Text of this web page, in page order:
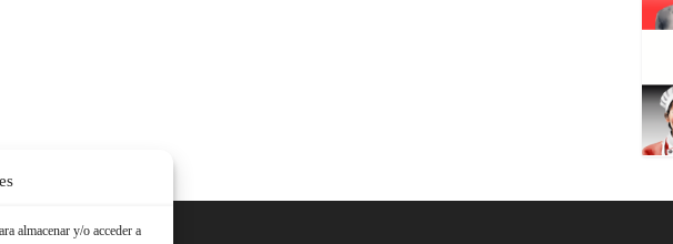
almacenar y/o acceder a